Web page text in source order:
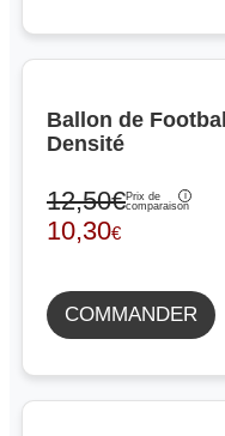
Ballon de
Densité
12,50€Prix de
comparaison
10,30€
COMMANDER